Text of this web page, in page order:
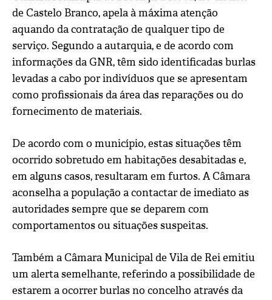
de Castelo Branco, apela à máxima atenção
aquando da contratação de qualquer tipo de
serviço. Segundo a autarquia, e de acordo com
informações da GNR, têm sido identificadas burlas
levadas a cabo por indivíduos que se apresentam
como profissionais da área das reparações ou do
fornecimento de materiais.
De acordo com o município, estas situações têm
ocorrido sobretudo em habitações desabitadas e,
em alguns casos, resultaram em furtos. A Câmara
aconselha a população a contactar de imediato as
autoridades sempre que se deparem com
comportamentos ou situações suspeitas.
Também a Câmara Municipal de Vila de Rei emitiu
um alerta semelhante, referindo a possibilidade de
estarem a ocorrer burlas no concelho através da